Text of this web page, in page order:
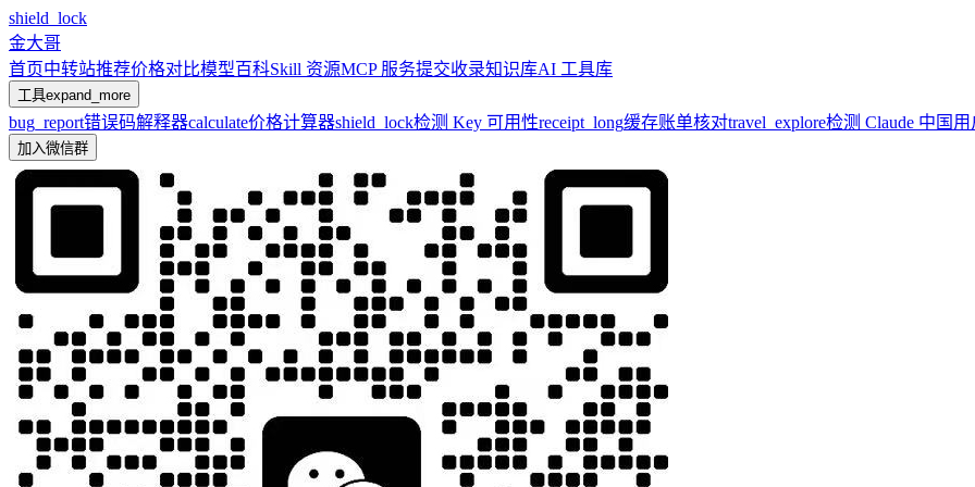
shield_lock
金大哥
首页中转站推荐价格对比模型百科Skill 资源MCP 服务提交收录知识库AI 工具库
工具expand_more
bug_report错误码解释器calculate价格计算器shield_lock检测 Key 可用性receipt_long缓存账单核对travel_explore检测 Claude 中国用
加入微信群